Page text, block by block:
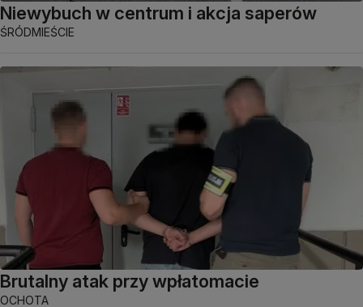
Niewybuch w centrum i akcja saperów
ŚRÓDMIEŚCIE
Brutalny atak przy wpłatomacie
OCHOTA